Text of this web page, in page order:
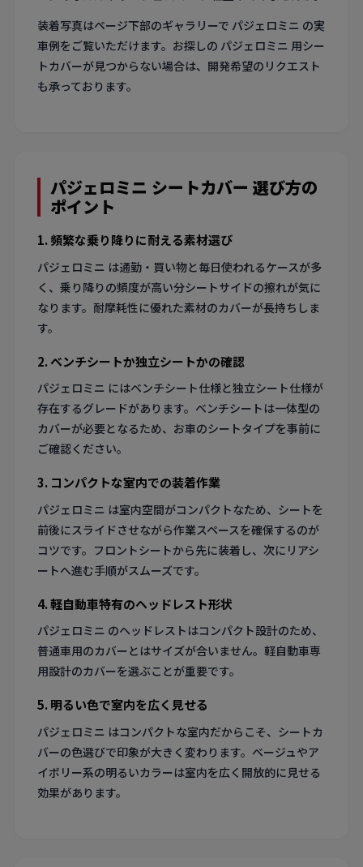
装着写真はページ下部のギャラリーで パジェロミニ の実
車例をご覧いただけます。お探しの パジェロミニ 用シー
トカバーが見つからない場合は、開発希望のリクエスト
も承っております。
パジェロミニ シートカバー 選び方の
ポイント
1. 頻繁な乗り降りに耐える素材選び
パジェロミニ は通勤・買い物と毎日使われるケースが多
く、乗り降りの頻度が高い分シートサイドの擦れが気に
なります。耐摩耗性に優れた素材のカバーが長持ちしま
す。
2. ベンチシートか独立シートかの確認
パジェロミニ にはベンチシート仕様と独立シート仕様が
存在するグレードがあります。ベンチシートは一体型の
カバーが必要となるため、お車のシートタイプを事前に
ご確認ください。
3. コンパクトな室内での装着作業
パジェロミニ は室内空間がコンパクトなため、シートを
前後にスライドさせながら作業スペースを確保するのが
コツです。フロントシートから先に装着し、次にリアシ
ートへ進む手順がスムーズです。
4. 軽自動車特有のヘッドレスト形状
パジェロミニ のヘッドレストはコンパクト設計のため、
普通車用のカバーとはサイズが合いません。軽自動車専
用設計のカバーを選ぶことが重要です。
5. 明るい色で室内を広く見せる
パジェロミニ はコンパクトな室内だからこそ、シートカ
バーの色選びで印象が大きく変わります。ベージュやア
イボリー系の明るいカラーは室内を広く開放的に見せる
効果があります。